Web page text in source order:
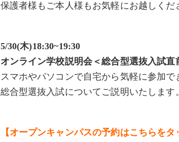
保護者様もご本人様もお気軽にお越しくだ
5/30(木)18:30~19:30
オンライン学校説明会＜総合型選抜入試直
スマホやパソコンで自宅から気軽に参加で
総合型選抜入試についてご説明いたします。
【オープンキャンパスの予約はこちらをタ